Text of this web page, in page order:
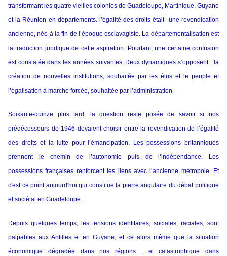
transformant les quatre vieilles colonies de Guadeloupe, Martinique, Guyane
et la Réunion en départements. l’égalité des droits était une revendication
ancienne, née à la fin de l’époque esclavagiste. La départementalisation est
la traduction juridique de cette aspiration. Pourtant, une certaine confusion
est constatée dans les années suivantes. Deux dynamiques s’opposent : la
création de nouvelles institutions, souhaitée par les élus et le peuple et
l’égalisation à marche forcée, souhaitée par l’administration.
Soixante-quinze plus tard, la question reste posée de savoir si nos
prédécesseurs de 1946 devaient choisir entre la revendication de l’égalité
des droits et la lutte pour l’émancipation. Les possessions britanniques
prennent le chemin de l’autonomie puis de l’indépendance. Les
possessions françaises renforcent les liens avec l’ancienne métropole. Et
c'est ce point aujourd'hui qui constitue la pierre angulaire du débat politique
et sociétal en Guadeloupe.
Depuis quelques temps, les tensions identitaires, sociales, raciales, sont
palpables aux Antilles et en Guyane, et ce alors même que la situation
économique dégradée dans nos régions , et catastrophique dans